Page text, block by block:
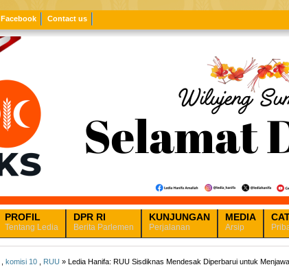
Facebook Contact us
PROFIL
Tentang Ledia
DPR RI
Berita Parlemen
KUNJUNGAN
Perjalanan
MEDIA
Arsip
komisi 10 RUU » Ledia Hanifa: RUU Sisdiknas Mendesak Diperbarui untuk